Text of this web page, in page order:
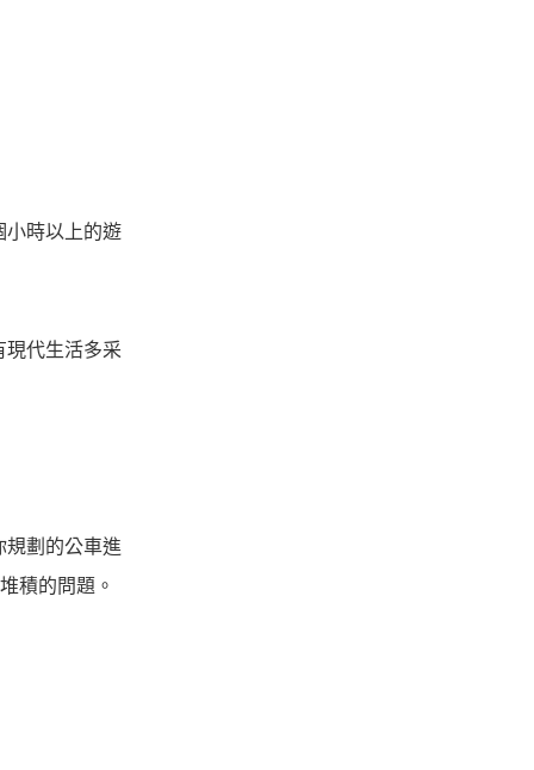
小時以上的遊
現代生活多采
規劃的公車進
積的問題。